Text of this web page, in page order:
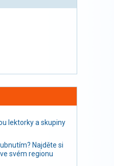
lektorky a skupiny
Najděte si
svém regionu